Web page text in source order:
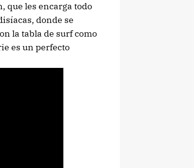
que les encarga todo
donde se
la tabla de surf como
es un perfecto